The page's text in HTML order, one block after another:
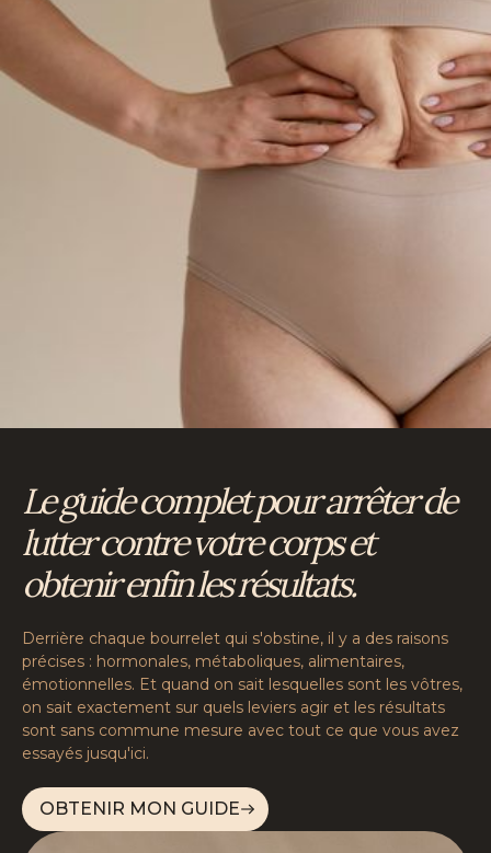
Le guide complet pour arrêter de
lutter contre votre corps et
obtenir enfin les résultats.
Derrière chaque bourrelet qui s'obstine, il y a des raisons
précises : hormonales, métaboliques, alimentaires,
émotionnelles. Et quand on sait lesquelles sont les vôtres,
on sait exactement sur quels leviers agir et les résultats
sont sans commune mesure avec tout ce que vous avez
essayés jusqu'ici.
OBTENIR MON GUIDE